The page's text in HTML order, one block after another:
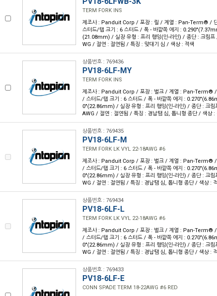
TERM FORK INS
제조사 : Panduit Corp / 포장 : 릴 / 계열 : Pan-Term® /
스터드/탭 크기 : 6 스터드 / 폭 - 바깥쪽 에지 :
(21.08mm) / 실장 유형 : 프리 행잉(인-라인) / 종단 : 크림프
WG / 절연 : 절연됨 / 특징 : 맞대기 심 / 색상 : 적색
상품번호 : 769436
PV18-6LF-MY
TERM FORK INS
제조사 : Panduit Corp / 포장 : 벌크 / 계열 : Pan-Term® /
/ 스터드/탭 크기 : 6 스터드 / 폭 - 바깥쪽 에지 :
0"(22.86mm) / 실장 유형 : 프리 행잉(인-라인) / 종단 : 크림
AWG / 절연 : 절연됨 / 특징 : 경납땜 심, 톱니형 종단 / 색상 :
상품번호 : 769435
PV18-6LF-M
TERM FORK LK VYL 22-18AWG #6
제조사 : Panduit Corp / 포장 : 벌크 / 계열 : Pan-Term® /
/ 스터드/탭 크기 : 6 스터드 / 폭 - 바깥쪽 에지 :
0"(22.86mm) / 실장 유형 : 프리 행잉(인-라인) / 종단 : 크림
WG / 절연 : 절연됨 / 특징 : 경납땜 심, 톱니형 종단 / 색상 :
상품번호 : 769434
PV18-6LF-L
TERM FORK LK VYL 22-18AWG #6
제조사 : Panduit Corp / 포장 : 벌크 / 계열 : Pan-Term® /
/ 스터드/탭 크기 : 6 스터드 / 폭 - 바깥쪽 에지 :
0"(22.86mm) / 실장 유형 : 프리 행잉(인-라인) / 종단 : 크림
WG / 절연 : 절연됨 / 특징 : 경납땜 심, 톱니형 종단 / 색상 :
상품번호 : 769433
PV18-6LF-E
CONN SPADE TERM 18-22AWG #6 RED